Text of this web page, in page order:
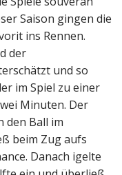
Saison gingen die
ins Rennen.
der
und so
im Spiel zu einer
Minuten. Der
den Ball im
beim Zug aufs
Danach igelte